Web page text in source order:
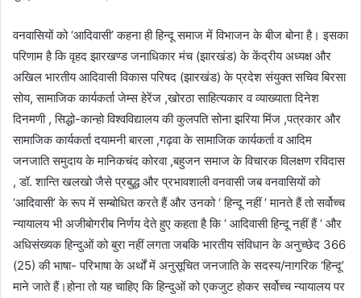
वनवासियों को ‘आदिवासी’ कहना ही हिन्दू समाज में विभाजन के बीज बोना है। इसका
परिणाम है कि वृहद झारखण्ड जनाधिकार मंच (झारखंड) के केंद्रीय अध्यक्ष और
अखिल भारतीय आदिवासी विकास परिषद (झारखंड) के प्रदेश संयुक्त सचिव बिरसा
सोय, सामाजिक कार्यकर्ता जेम्स हेरेंज ,खोरठा साहित्यकार व व्याख्याता दिनेश
दिनमणी , सिद्धो-कान्हो विश्वविद्यालय की कुलपति सोना झरिया मिंज ,पत्रकार और
सामाजिक कार्यकर्ता दयामनी बारला ,गढ़वा के सामाजिक कार्यकर्ता व आदिम
जनजाति समुदाय के मानिकचंद कोरवा ,बहुजन समाज के विचारक विलक्षण रविदास
, डॉ. शान्ति खलखो जैसे प्रबुद्ध और प्रभावशाली वनवासी जब वनवासियों को
‘आदिवासी’ के रूप में सम्बोधित करते हैं और उनको ‘ हिन्दू नहीं ‘ मानते हैं तो सर्वोच्च
न्यायालय भी अजीबोगरीब निर्णय देते हुए कहता है कि ‘ आदिवासी हिन्दू नहीं हैं ‘ और
अधिसंख्यक हिन्दुओं को बुरा नहीं लगता जबकि भारतीय संविधान के अनुच्छेद 366
(25) की भाषा- परिभाषा के अर्थों में अनुसूचित जनजाति के सदस्य/नागरिक ‘हिन्दू’
माने जाते हैं।होना तो यह चाहिए कि हिन्दुओं को एकजुट होकर सर्वोच्च न्यायालय पर